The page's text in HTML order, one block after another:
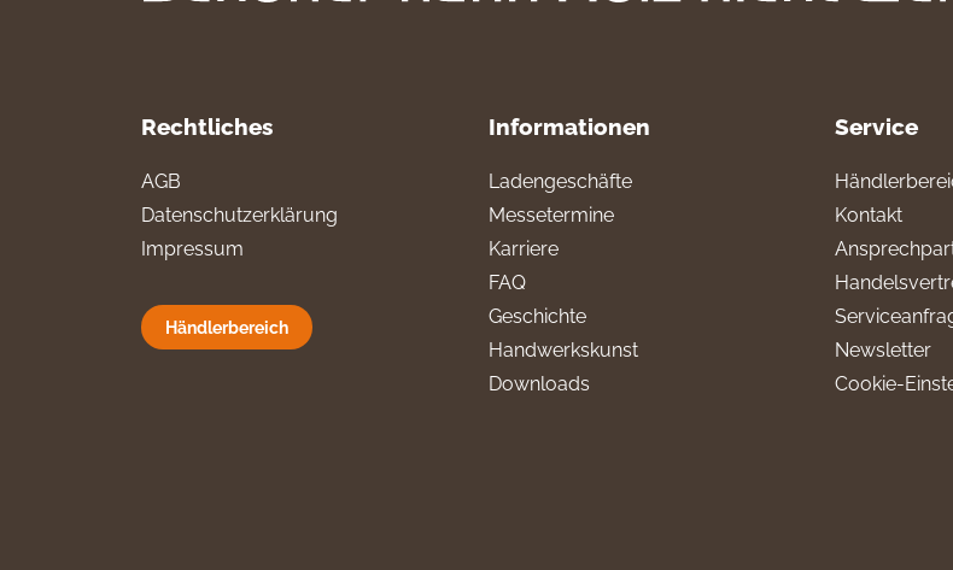
Rechtliches
AGB
Datenschutzerklärung
Impressum
Händlerbereich
Informationen
Ladengeschäfte
Messetermine
Karriere
FAQ
Geschichte
Handwerkskunst
Downloads
Service
Kontakt
Newsletter
Cookie-